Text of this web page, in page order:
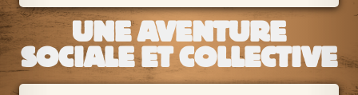
UNE AVENTURE
SOCIALE ET COLLECTIVE